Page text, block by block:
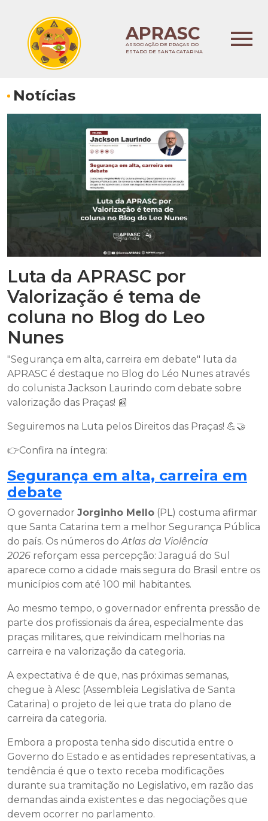
APRASC
ASSOCIAÇÃO DE PRAÇAS DO
ESTADO DE SANTA CATARINA
Notícias
Luta da APRASC por
Valorização é tema de
coluna no Blog do Leo
Nunes
"Segurança em alta, carreira em debate" luta da
APRASC é destaque no Blog do Léo Nunes através
do colunista Jackson Laurindo com debate sobre
valorização das Praças! 📰
Seguiremos na Luta pelos Direitos das Praças! 💪🤝
👉Confira na íntegra:
Segurança em alta, carreira em
debate
O governador Jorginho Mello (PL) costuma afirmar
que Santa Catarina tem a melhor Segurança Pública
do país. Os números doAtlas da Violência
2026 reforçam essa percepção: Jaraguá do Sul
aparece como a cidade mais segura do Brasil entre os
municípios com até 100 mil habitantes.
Ao mesmo tempo, o governador enfrenta pressão de
parte dos profissionais da área, especialmente das
praças militares, que reivindicam melhorias na
carreira e na valorização da categoria.
A expectativa é de que, nas próximas semanas,
chegue à Alesc (Assembleia Legislativa de Santa
Catarina) o projeto de lei que trata do plano de
carreira da categoria.
Embora a proposta tenha sido discutida entre o
Governo do Estado e as entidades representativas, a
tendência é que o texto receba modificações
durante sua tramitação no Legislativo, em razão das
demandas ainda existentes e das negociações que
devem ocorrer no parlamento.